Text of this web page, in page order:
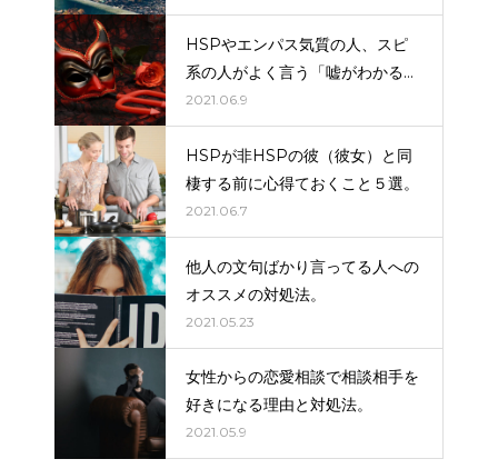
HSPやエンパス気質の人、スピ
系の人がよく言う「嘘がわかる」
はだいたい嘘（詐欺）。
2021.06.9
HSPが非HSPの彼（彼女）と同
棲する前に心得ておくこと５選。
2021.06.7
他人の文句ばかり言ってる人への
オススメの対処法。
2021.05.23
女性からの恋愛相談で相談相手を
好きになる理由と対処法。
2021.05.9